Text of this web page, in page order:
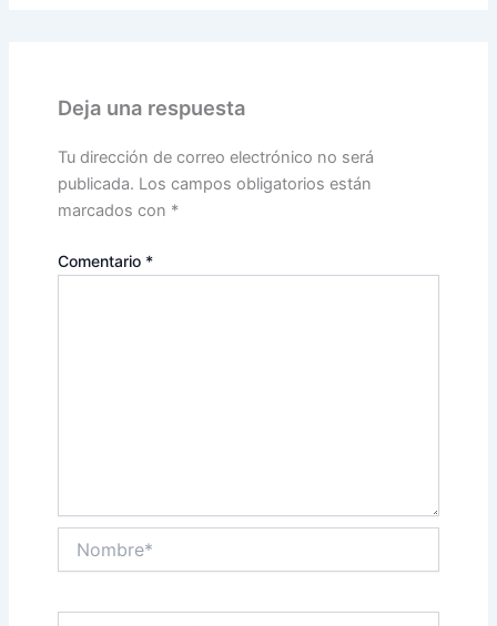
Deja una respuesta
Tu dirección de correo electrónico no será
publicada. Los campos obligatorios están
marcados con *
Comentario *